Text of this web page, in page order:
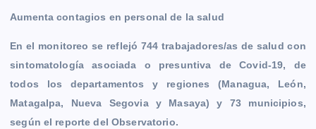
Aumenta contagios en personal de la salud
En el monitoreo se reflejó 744 trabajadores/as de salud con
sintomatología asociada o presuntiva de Covid-19, de
todos los departamentos y regiones (Managua, León,
Matagalpa, Nueva Segovia y Masaya) y 73 municipios,
según el reporte del Observatorio.